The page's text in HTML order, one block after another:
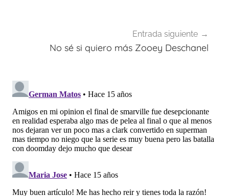
Entrada siguiente
No sé si quiero más Zooey Deschanel